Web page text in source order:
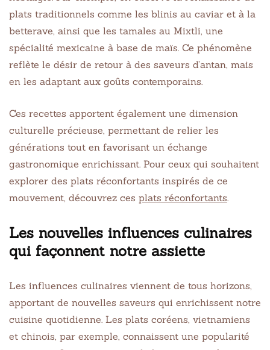
plats traditionnels comme les blinis au caviar et à la
betterave, ainsi que les tamales au Mixtli, une
spécialité mexicaine à base de maïs. Ce phénomène
reflète le désir de retour à des saveurs d’antan, mais
en les adaptant aux goûts contemporains.
Ces recettes apportent également une dimension
culturelle précieuse, permettant de relier les
générations tout en favorisant un échange
gastronomique enrichissant. Pour ceux qui souhaitent
explorer des plats réconfortants inspirés de ce
mouvement, découvrez ces plats réconfortants.
Les nouvelles influences culinaires
qui façonnent notre assiette
Les influences culinaires viennent de tous horizons,
apportant de nouvelles saveurs qui enrichissent notre
cuisine quotidienne. Les plats coréens, vietnamiens
et chinois, par exemple, connaissent une popularité